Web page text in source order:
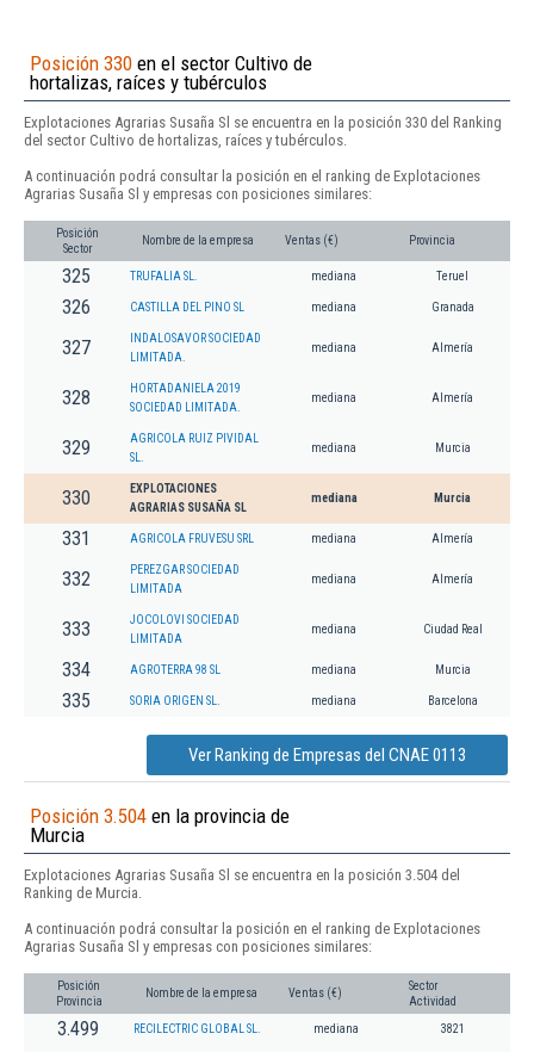
Posición 330 en el sector Cultivo de
hortalizas, raíces y tubérculos
Explotaciones Agrarias Susaña Sl se encuentra en la posición 330 del Ranking
del sector Cultivo de hortalizas, raíces y tubérculos.
A continuación podrá consultar la posición en el ranking de Explotaciones
Agrarias Susaña Sl y empresas con posiciones similares:
Posición
Sector
Nombre de la empresa Ventas (€) Provincia
325 TRUFALIA SL. mediana Teruel
326 CASTILLA DEL PINO SL mediana Granada
327
INDALOSAVOR SOCIEDAD
LIMITADA.
mediana Almería
328
HORTADANIELA 2019
SOCIEDAD LIMITADA.
mediana Almería
329
AGRICOLA RUIZ PIVIDAL
SL.
mediana Murcia
330
EXPLOTACIONES
AGRARIAS SUSAÑA SL
mediana Murcia
331 AGRICOLA FRUVESU SRL mediana Almería
332
PEREZGAR SOCIEDAD
LIMITADA
mediana Almería
333
JOCOLOVI SOCIEDAD
LIMITADA
mediana Ciudad Real
334 AGROTERRA 98 SL mediana Murcia
335 SORIA ORIGEN SL. mediana Barcelona
Ver Ranking de Empresas del CNAE 0113
Posición 3.504 en la provincia de
Murcia
Explotaciones Agrarias Susaña Sl se encuentra en la posición 3.504 del
Ranking de Murcia.
A continuación podrá consultar la posición en el ranking de Explotaciones
Agrarias Susaña Sl y empresas con posiciones similares:
Posición
Provincia
Nombre de la empresa Ventas (€)
Sector
Actividad
3.499 RECILECTRIC GLOBAL SL. mediana 3821